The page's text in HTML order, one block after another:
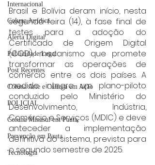
Internacional
Coluna Jurídica
Alerta Digital
Publicidade Legal
Post Recentes
Coluna Arte e Cultura em Ação
POLICIAL
Coluna Minasul em Pauta
Prevenção em Pauta
Tecnologia
Brasil e Bolívia deram início, nesta
segunda-feira (14), à fase final de
testes para a adoção do
Certificado de Origem Digital
(COD), mecanismo que promete
transformar as operações de
comércio entre os dois países. A
medida integra um plano-piloto
conduzido pelo Ministério do
Desenvolvimento, Indústria,
Comércio e Serviços (MDIC) e deve
anteceder a implementação
definitiva do sistema, prevista para
o segundo semestre de 2025.